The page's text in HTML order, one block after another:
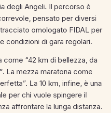
degli Angeli. Il percorso è
pensato per diversi
omologato FIDAL per
condizioni di gara regolari.
come “42 km di bellezza, da
La mezza maratona come
La 10 km, infine, è una
per chi vuole spingere il
affrontare la lunga distanza.